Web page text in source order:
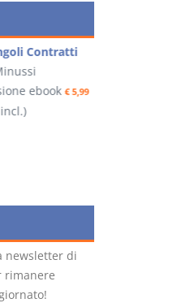
Contratti
ebook€ 5,99
newsletter di
rimanere